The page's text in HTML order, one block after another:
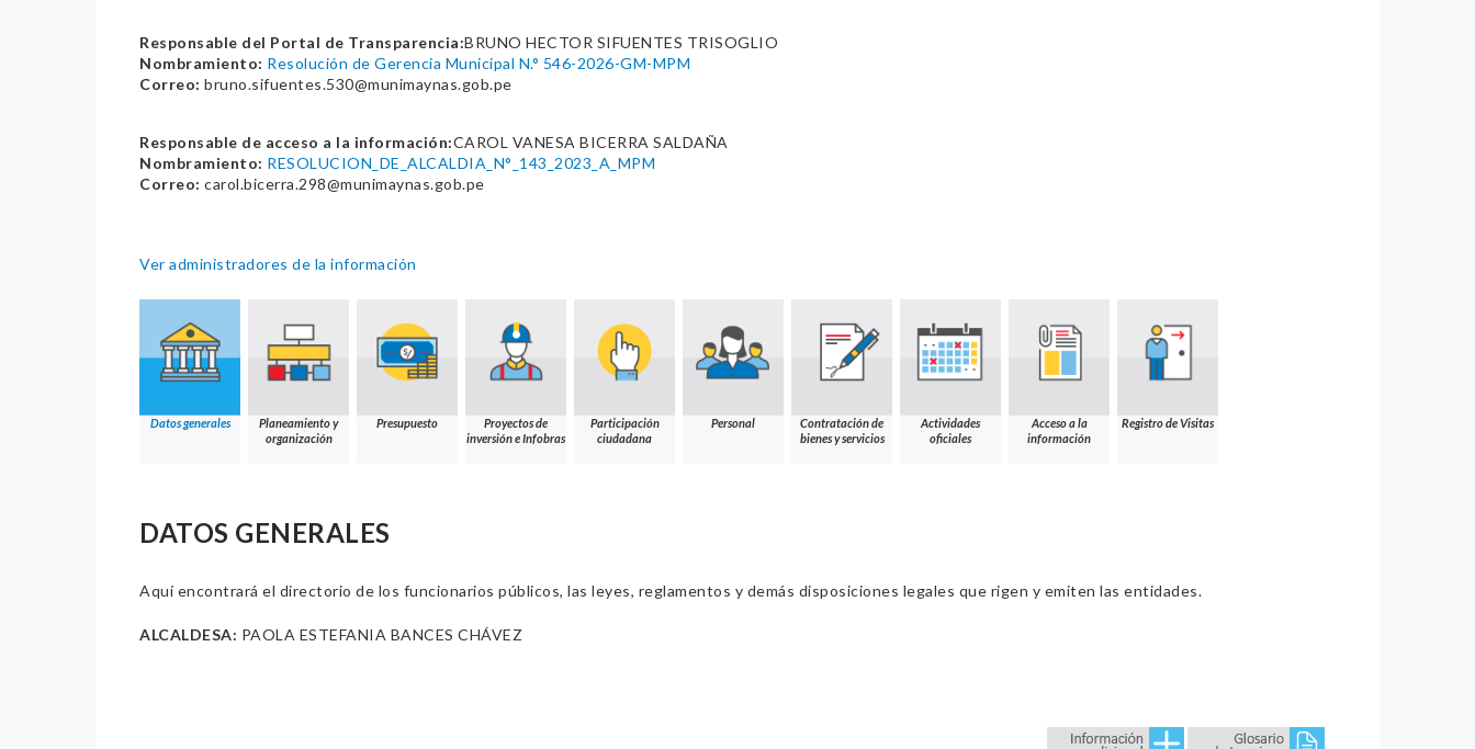
Responsable del Portal de Transparencia:BRUNO HECTOR SIFUENTES TRISOGLIO
Nombramiento: Resolución de Gerencia Municipal N.° 546-2026-GM-MPM
Correo: bruno.sifuentes.530@munimaynas.gob.pe
Responsable de acceso a la información:CAROL VANESA BICERRA SALDAÑA
Nombramiento: RESOLUCION_DE_ALCALDIA_N°_143_2023_A_MPM
Correo: carol.bicerra.298@munimaynas.gob.pe
Ver administradores de la información
Datos generales
Planeamiento y
organización
Presupuesto
Proyectos de
inversión e Infobras
Participación
ciudadana
Personal
Contratación de
bienes y servicios
Actividades
oficiales
Acceso a la
información
Registro de Visitas
DATOS GENERALES
Aquí encontrará el directorio de los funcionarios públicos, las leyes, reglamentos y demás disposiciones legales que rigen y emiten las entidades.
ALCALDESA: PAOLA ESTEFANIA BANCES CHÁVEZ